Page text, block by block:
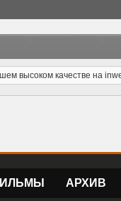
высоком качестве на
АРХИВ